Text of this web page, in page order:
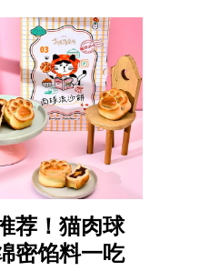
荐！猫肉球
密馅料一吃